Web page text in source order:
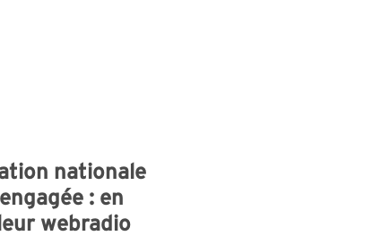
nationale
: en
webradio